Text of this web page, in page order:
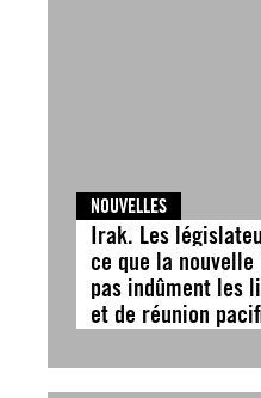
NOUVELLES
Irak. Les
ce que la
pas indûment les
et de réunion